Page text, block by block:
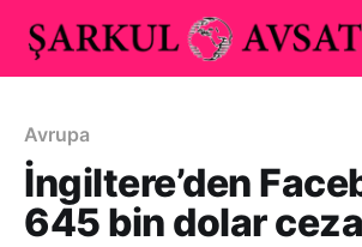
Avrupa
İngiltere’den
645 bin dolar ceza